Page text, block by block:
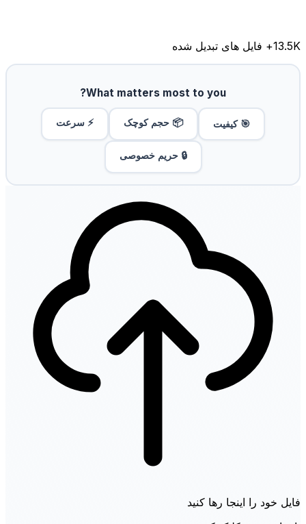
13.5K+ فایل های تبدیل شده
What matters most to you?
🎯 کیفیت 📦 حجم کوچک ⚡ سرعت
🔒 حریم خصوصی
فایل خود را اینجا رها کنید